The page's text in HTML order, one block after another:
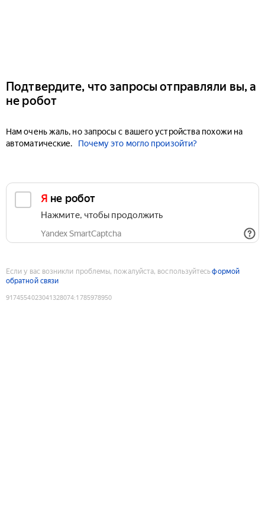
Подтвердите, что запросы отправляли вы, а
не робот
Нам очень жаль, но запросы с вашего устройства похожи на
автоматические.
Почему это могло произойти?
Я не робот
Нажмите, чтобы продолжить
Yandex SmartCaptcha
Если у вас возникли проблемы, пожалуйста, воспользуйтесьформой
обратной связи
9174554023041328074:1785978950